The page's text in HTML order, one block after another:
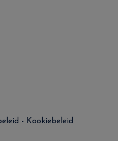
- Kookiebeleid